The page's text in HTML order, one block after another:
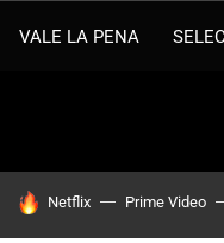
VALE LA PENA
HOY SE HABLA DE
Netflix Prime Video